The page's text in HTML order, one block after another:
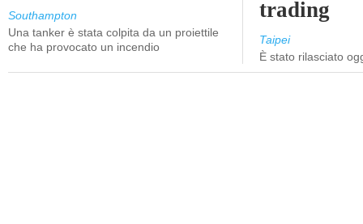
Southampton
Una tanker è stata colpita da un proiettile
che ha provocato un incendio
trading
Taipei
È stato rilasciato